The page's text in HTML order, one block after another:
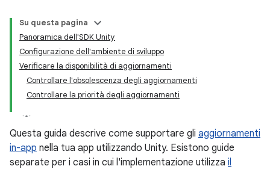
Su questa pagina
Panoramica dell'SDK Unity
Configurazione dell'ambiente di sviluppo
Verificare la disponibilità di aggiornamenti
Controllare l'obsolescenza degli aggiornamenti
Controllare la priorità degli aggiornamenti
Questa guida descrive come supportare gli aggiornamenti
in-app nella tua app utilizzando Unity. Esistono guide
separate per i casi in cui l'implementazione utilizza il